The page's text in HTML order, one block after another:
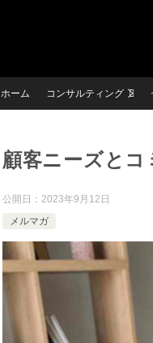
ホーム コンサルティング
顧客ニーズと
公開日： 2023年9月12日
メルマガ